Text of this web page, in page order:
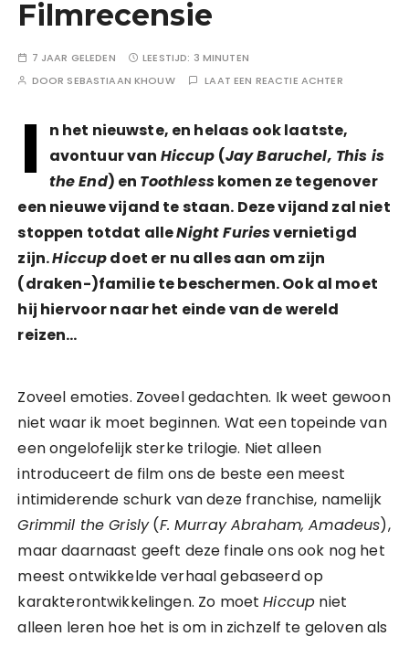
Filmrecensie
7 JAAR GELEDEN LEESTIJD: 3 MINUTEN
DOOR SEBASTIAAN KHOUW LAAT EEN REACTIE ACHTER
I
n het nieuwste, en helaas ook laatste,
avontuur van Hiccup (Jay Baruchel, This is
the End) en Toothlesskomen ze tegenover
een nieuwe vijand te staan. Deze vijand zal niet
stoppen totdat alleNight Furiesvernietigd
zijn.Hiccupdoet er nu alles aan om zijn
(draken-)familie te beschermen. Ook al moet
hij hiervoor naar het einde van de wereld
reizen…
Zoveel emoties. Zoveel gedachten. Ik weet gewoon
niet waar ik moet beginnen. Wat een topeinde van
een ongelofelijk sterke trilogie. Niet alleen
introduceert de film ons de beste een meest
intimiderende schurk van deze franchise, namelijk
Grimmil the Grisly(F. Murray Abraham, Amadeus),
maar daarnaast geeft deze finale ons ook nog het
meest ontwikkelde verhaal gebaseerd op
karakterontwikkelingen. Zo moetHiccup niet
alleen leren hoe het is om in zichzelf te geloven als